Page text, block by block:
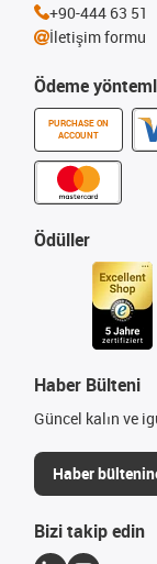
Ödeme
PURCHASE ON
ACCOUNT
Ödüller
Haber Bülteni
Güncel kalın ve
Haber
+90-444 63 51
İletişim formu
Bizi takip edin